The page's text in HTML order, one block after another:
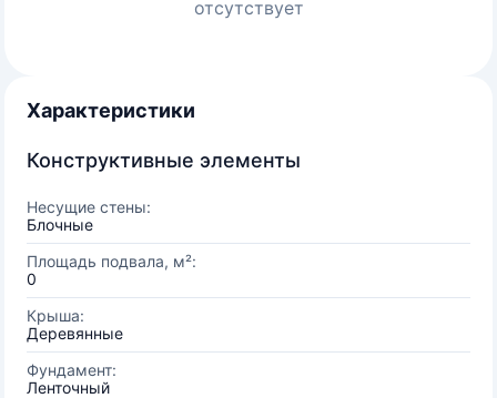
отсутствует
Характеристики
Конструктивные элементы
Несущие стены:
Блочные
Площадь подвала, м²:
0
Крыша:
Деревянные
Фундамент:
Ленточный